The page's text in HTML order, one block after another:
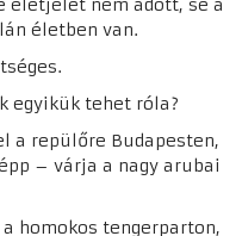
életjelet nem adott, se a
életben van.
egyikük tehet róla?
a repülőre Budapesten,
– várja a nagy arubai
homokos tengerparton,